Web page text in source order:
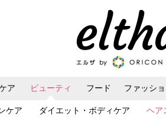
ア ビューティ
ケア ダイエット・ボディケア ヘア
フード ファッシ